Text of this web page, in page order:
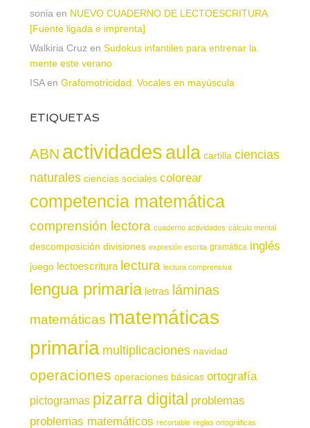
sonia en NUEVO CUADERNO DE LECTOESCRITURA
[Fuente ligada e imprenta]
Walkiria Cruz en Sudokus infantiles para entrenar la
mente este verano
ISAen Grafomotricidad. Vocales en mayúscula
ETIQUETAS
ABN actividadesaula cartilla ciencias
naturales ciencias sociales colorear
competencia matemática
comprensión lectora cuaderno actividades cálculo mental
descomposición divisiones expresión escrita gramática inglés
juego lectoescritura lectura lectura comprensiva
lengua primaria letras láminas
matemáticas matemáticas
primaria multiplicaciones navidad
operaciones operaciones básicas ortografía
pictogramas pizarra digital problemas
problemas matemáticos recortable reglas ortográficas